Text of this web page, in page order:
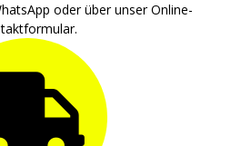
oder über unser Online-